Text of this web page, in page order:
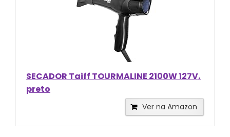
SECADOR Taiff TOURMALINE 2100W 127V,
preto
Ver na Amazon